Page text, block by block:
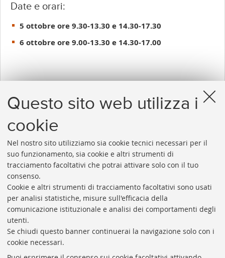
Questo sito web utilizza i
cookie
Nel nostro sito utilizziamo sia cookie tecnici necessari per il
suo funzionamento, sia cookie e altri strumenti di
tracciamento facoltativi che potrai attivare solo con il tuo
consenso.
Cookie e altri strumenti di tracciamento facoltativi sono usati
per analisi statistiche, misure sull'efficacia della
comunicazione istituzionale e analisi dei comportamenti degli
utenti.
Se chiudi questo banner continuerai la navigazione solo con i
cookie necessari.
Date e orari:
5 ottobre ore 9.30-13.30 e 14.30-17.30
6 ottobre ore 9.00-13.30 e 14.30-17.00
corso contattareOrietta Bonora- tel.
0512094277
Rubrica di Ateneo
Rss
Statistiche